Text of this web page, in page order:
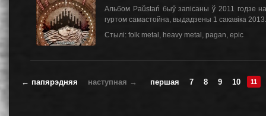
Альбом Paŭstań быў запісаны ў 2011 годзе
гуртом самастойна, выдадзены 1 сакавіка
Стылі: folk metal , heavy metal , pagan, epic
← папярэдняя наступная → першая 7 8 9 10 11